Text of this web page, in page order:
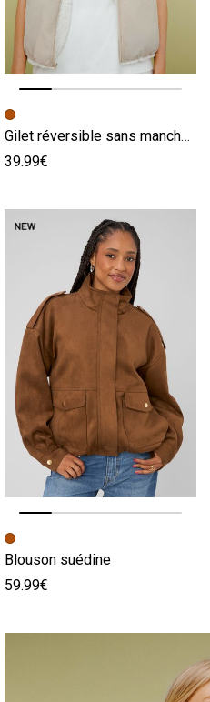
Image précédente
Image suivante
Gilet réversible sans manches sherpa
39.99€
Image précédente
Image suivante
Blouson suédine
59.99€